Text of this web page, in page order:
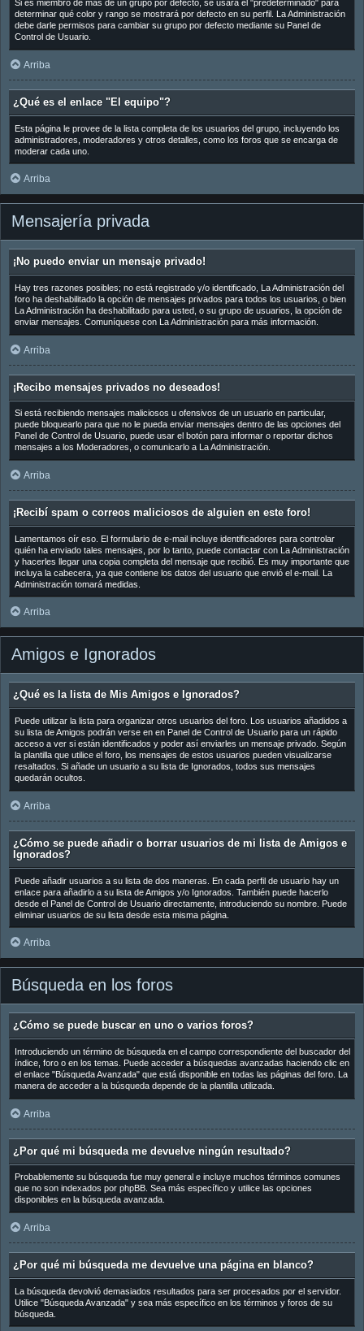
Si es miembro de más de un grupo por defecto, se usará el "predeterminado" para
determinar qué color y rango se mostrará por defecto en su perfil. La Administración
debe darle permisos para cambiar su grupo por defecto mediante su Panel de
Control de Usuario.
Arriba
¿Qué es el enlace "El equipo"?
Esta página le provee de la lista completa de los usuarios del grupo, incluyendo los
administradores, moderadores y otros detalles, como los foros que se encarga de
moderar cada uno.
Arriba
Mensajería privada
¡No puedo enviar un mensaje privado!
Hay tres razones posibles; no está registrado y/o identificado, La Administración del
foro ha deshabilitado la opción de mensajes privados para todos los usuarios, o bien
La Administración ha deshabilitado para usted, o su grupo de usuarios, la opción de
enviar mensajes. Comuníquese con La Administración para más información.
Arriba
¡Recibo mensajes privados no deseados!
Si está recibiendo mensajes maliciosos u ofensivos de un usuario en particular,
puede bloquearlo para que no le pueda enviar mensajes dentro de las opciones del
Panel de Control de Usuario, puede usar el botón para informar o reportar dichos
mensajes a los Moderadores, o comunicarlo a La Administración.
Arriba
¡Recibí spam o correos maliciosos de alguien en este foro!
Lamentamos oír eso. El formulario de e-mail incluye identificadores para controlar
quién ha enviado tales mensajes, por lo tanto, puede contactar con La Administración
y hacerles llegar una copia completa del mensaje que recibió. Es muy importante que
incluya la cabecera, ya que contiene los datos del usuario que envió el e-mail. La
Administración tomará medidas.
Arriba
Amigos e Ignorados
¿Qué es la lista de Mis Amigos e Ignorados?
Puede utilizar la lista para organizar otros usuarios del foro. Los usuarios añadidos a
su lista de Amigos podrán verse en en Panel de Control de Usuario para un rápido
acceso a ver si están identificados y poder así enviarles un mensaje privado. Según
la plantilla que utilice el foro, los mensajes de estos usuarios pueden visualizarse
resaltados. Si añade un usuario a su lista de Ignorados, todos sus mensajes
quedarán ocultos.
Arriba
¿Cómo se puede añadir o borrar usuarios de mi lista de Amigos e
Ignorados?
Puede añadir usuarios a su lista de dos maneras. En cada perfil de usuario hay un
enlace para añadirlo a su lista de Amigos y/o Ignorados. También puede hacerlo
desde el Panel de Control de Usuario directamente, introduciendo su nombre. Puede
eliminar usuarios de su lista desde esta misma página.
Arriba
Búsqueda en los foros
¿Cómo se puede buscar en uno o varios foros?
Introduciendo un término de búsqueda en el campo correspondiente del buscador del
índice, foro o en los temas. Puede acceder a búsquedas avanzadas haciendo clic en
el enlace "Búsqueda Avanzada" que está disponible en todas las páginas del foro. La
manera de acceder a la búsqueda depende de la plantilla utilizada.
Arriba
¿Por qué mi búsqueda me devuelve ningún resultado?
Probablemente su búsqueda fue muy general e incluye muchos términos comunes
que no son indexados por phpBB. Sea más específico y utilice las opciones
disponibles en la búsqueda avanzada.
Arriba
¿Por qué mi búsqueda me devuelve una página en blanco?
La búsqueda devolvió demasiados resultados para ser procesados por el servidor.
Utilice "Búsqueda Avanzada" y sea más específico en los términos y foros de su
búsqueda.